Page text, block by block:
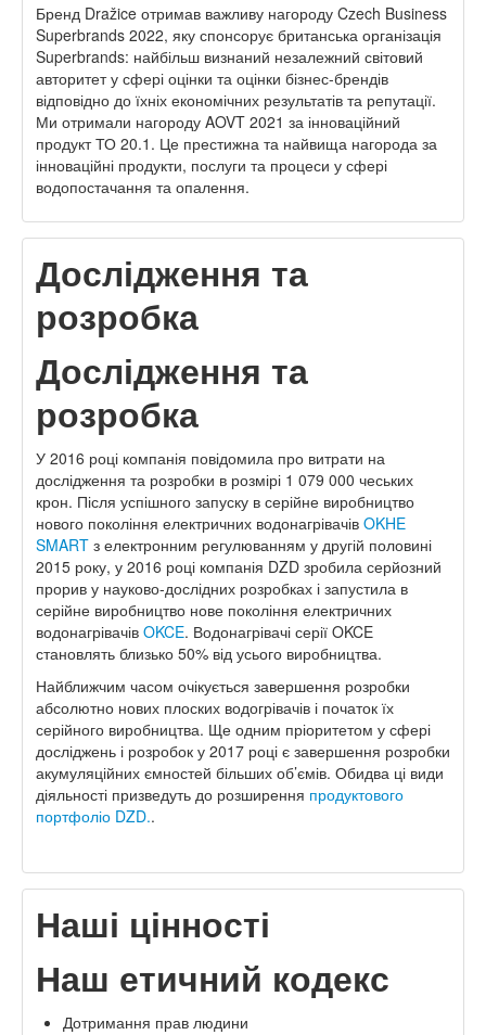
Бренд Dražice отримав важливу нагороду Czech Business
Superbrands 2022, яку спонсорує британська організація
Superbrands: найбільш визнаний незалежний світовий
авторитет у сфері оцінки та оцінки бізнес-брендів
відповідно до їхніх економічних результатів та репутації.
Ми отримали нагороду AOVT 2021 за інноваційний
продукт ТО 20.1. Це престижна та найвища нагорода за
інноваційні продукти, послуги та процеси у сфері
водопостачання та опалення.
Дослідження та
розробка
Дослідження та
розробка
У 2016 році компанія повідомила про витрати на
дослідження та розробки в розмірі 1 079 000 чеських
крон. Після успішного запуску в серійне виробництво
нового покоління електричних водонагрівачів OKHE
SMART з електронним регулюванням у другій половині
2015 року, у 2016 році компанія DZD зробила серйозний
прорив у науково-дослідних розробках і запустила в
серійне виробництво нове покоління електричних
водонагрівачів OKCE. Водонагрівачі серії OKCE
становлять близько 50% від усього виробництва.
Найближчим часом очікується завершення розробки
абсолютно нових плоских водогрівачів і початок їх
серійного виробництва. Ще одним пріоритетом у сфері
досліджень і розробок у 2017 році є завершення розробки
акумуляційних ємностей більших об’ємів. Обидва ці види
діяльності призведуть до розширення продуктового
портфоліо DZD..
Наші цінності
Наш етичний кодекс
Дотримання прав людини